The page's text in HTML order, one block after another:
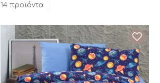
14 προϊόντα